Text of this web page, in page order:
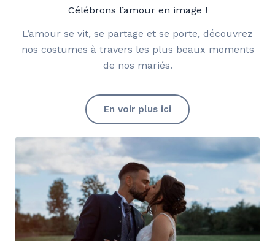
Célébrons l’amour en image !
L’amour se vit, se partage et se porte, découvrez
nos costumes à travers les plus beaux moments
de nos mariés.
En voir plus ici